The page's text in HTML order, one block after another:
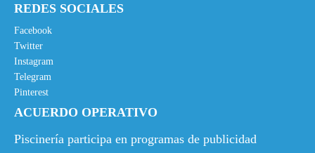
REDES SOCIALES
Facebook
Twitter
Instagram
Telegram
Pinterest
ACUERDO OPERATIVO
Piscinería participa en programas de publicidad